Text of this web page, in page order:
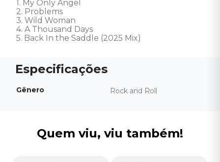
1. My Only Angel
2. Problems
3. Wild Woman
4. A Thousand Days
5. Back In the Saddle (2025 Mix)
Gênero Rock and Roll
Quem viu, viu também!